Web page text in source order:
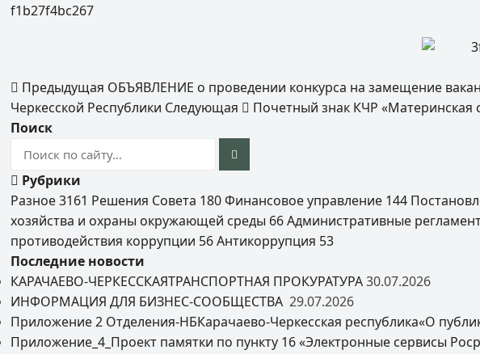
Предыдущая ОБЪЯВЛЕНИЕ о проведении конкурса на замещение
Черкесской Республики Следующая
Почетный знак КЧР «Материнская
Поиск
Рубрики
Разное3161 Решения Совета 180Финансовое управление 144
хозяйства и охраны окружающей среды 66Административные
противодействия коррупции 56Антикоррупция 53
Последние новости
КАРАЧАЕВО-ЧЕРКЕССКАЯТРАНСПОРТНАЯ ПРОКУРАТУРА30.07.2026
ИНФОРМАЦИЯ ДЛЯ БИЗНЕС-СООБЩЕСТВА 29.07.2026
Приложение 2 Отделения-НБКарачаево-Черкесская республика«О
Приложение_4_Проект памятки по пункту 16 «Электронные сервисы